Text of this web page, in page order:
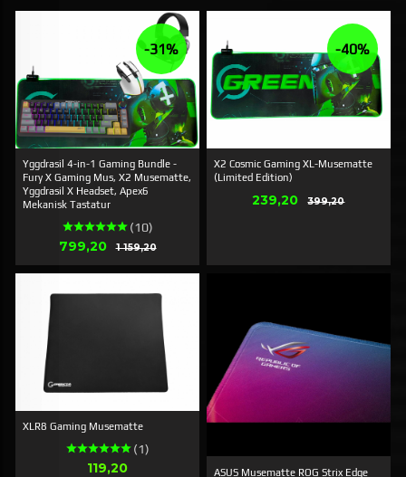
Yggdrasil 4-in-1 Gaming Bundle -
Fury X Gaming Mus, X2 Musematte,
Yggdrasil X Headset, Apex6
Mekanisk Tastatur
(10)
Erbjudande
799,20 1 159,20Rabatt
-31%
X2 Cosmic Gaming XL-Musematte
(Limited Edition)
Erbjudande
239,20 399,20Rabatt
-40%
XLR8 Gaming Musematte
(1)
Pris
119,20 ASUS Musematte ROG Strix Edge